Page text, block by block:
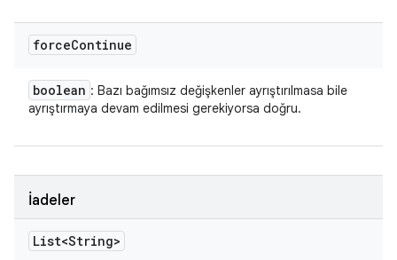
forceContinue
boolean : Bazı bağımsız değişkenler ayrıştırılmasa bile
ayrıştırmaya devam edilmesi gerekiyorsa doğru.
İadeler
List<String>